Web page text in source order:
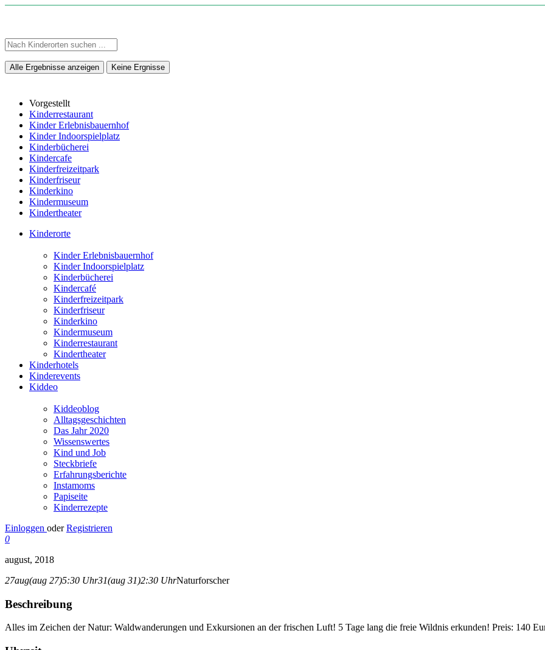
Alle Ergebnisse anzeigen Keine Ergnisse
Vorgestellt
Kinderrestaurant
Kinder Erlebnisbauernhof
Kinder Indoorspielplatz
Kinderbücherei
Kindercafe
Kinderfreizeitpark
Kinderfriseur
Kinderkino
Kindermuseum
Kindertheater
Kinderorte
Kinder Erlebnisbauernhof
Kinder Indoorspielplatz
Kinderbücherei
Kindercafé
Kinderfreizeitpark
Kinderfriseur
Kinderkino
Kindermuseum
Kinderrestaurant
Kindertheater
Kinderhotels
Kinderevents
Kiddeo
Kiddeoblog
Alltagsgeschichten
Das Jahr 2020
Wissenswertes
Kind und Job
Steckbriefe
Erfahrungsberichte
Instamoms
Papiseite
Kinderrezepte
Einloggen oder Registrieren
0
august, 2018
27aug(aug 27)5:30 Uhr31(aug 31)2:30 UhrNaturforscher
Beschreibung
Alles im Zeichen der Natur: Waldwanderungen und Exkursionen an der frischen Luft! 5 Tage lang die freie Wildnis erkunden! Preis: 140